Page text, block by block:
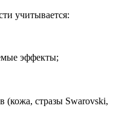
учитывается:
эффекты;
(кожа, стразы Swarovski,